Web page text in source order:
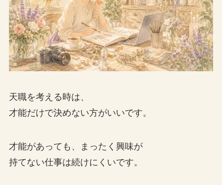
天職を考える時は、
才能だけで決めない方がいいです。
才能があっても、まったく興味が
持てない仕事は続けにくいです。